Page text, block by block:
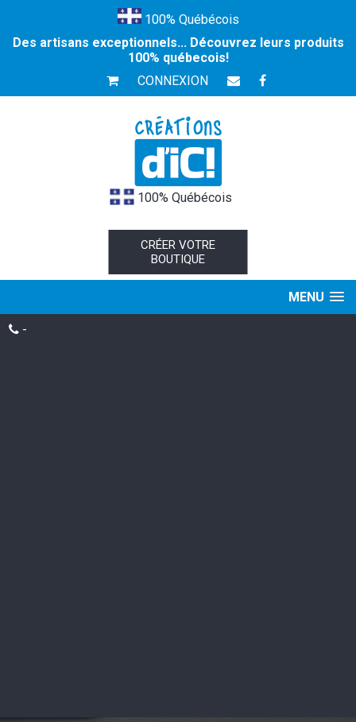
100% Québécois
Des artisans exceptionnels... Découvrez leurs produits
100% québecois!
CONNEXION
100% Québécois
CRÉER VOTRE
BOUTIQUE
MENU
-